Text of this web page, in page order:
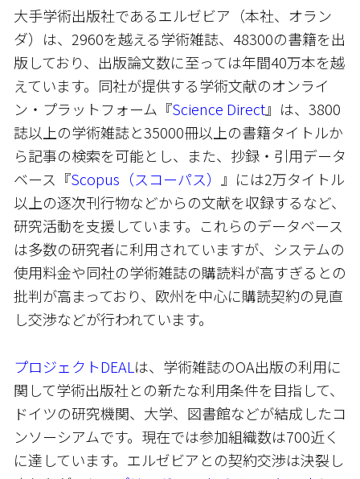
大手学術出版社であるエルゼビア（本社、オラン
ダ）は、2960を越える学術雑誌、48300の書籍を出
版しており、出版論文数に至っては年間40万本を越
えています。同社が提供する学術文献のオンライ
ン・プラットフォーム『Science Direct』は、3800
誌以上の学術雑誌と35000冊以上の書籍タイトルか
ら記事の検索を可能とし、また、抄録・引用データ
ベース『Scopus（スコーパス）
』には2万タイトル
以上の逐次刊行物などからの文献を収録するなど、
研究活動を支援しています。これらのデータベース
は多数の研究者に利用されていますが、システムの
使用料金や同社の学術雑誌の購読料が高すぎるとの
批判が高まっており、欧州を中心に購読契約の見直
し交渉などが行われています。
プロジェクトDEAL は、学術雑誌のOA出版の利用に
関して学術出版社との新たな利用条件を目指して、
ドイツの研究機関、大学、図書館などが結成したコ
ンソーシアムです。現在では参加組織数は700近く
に達しています。エルゼビアとの契約交渉は決裂し